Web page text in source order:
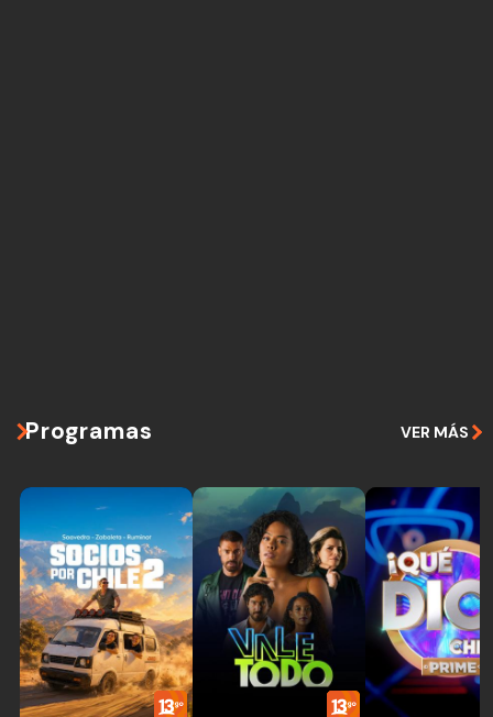
Programas VER MÁS